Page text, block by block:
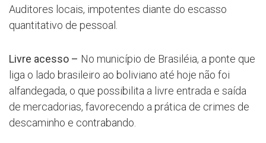
Auditores locais, impotentes diante do escasso
quantitativo de pessoal.
Livre acesso – No município de Brasiléia, a ponte que
liga o lado brasileiro ao boliviano até hoje não foi
alfandegada, o que possibilita a livre entrada e saída
de mercadorias, favorecendo a prática de crimes de
descaminho e contrabando.